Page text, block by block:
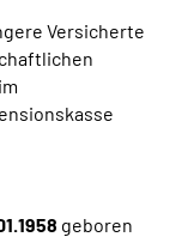
Versicherte
geboren